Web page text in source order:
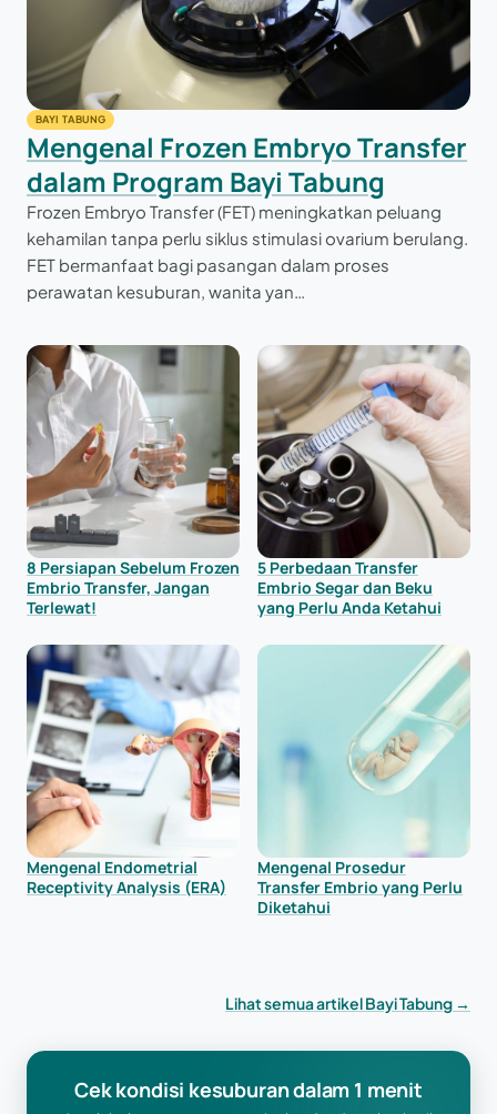
BAYI TABUNG
Mengenal Frozen Embryo Transfer
dalam Program Bayi Tabung
Frozen Embryo Transfer (FET) meningkatkan peluang
kehamilan tanpa perlu siklus stimulasi ovarium berulang.
FET bermanfaat bagi pasangan dalam proses
perawatan kesuburan, wanita yan…
8 Persiapan Sebelum Frozen
Embrio Transfer, Jangan
Terlewat!
5 Perbedaan Transfer
Embrio Segar dan Beku
yang Perlu Anda Ketahui
Mengenal Endometrial
Receptivity Analysis (ERA)
Mengenal Prosedur
Transfer Embrio yang Perlu
Diketahui
Lihat semua artikel Bayi Tabung →
Cek kondisi kesuburan dalam 1 menit